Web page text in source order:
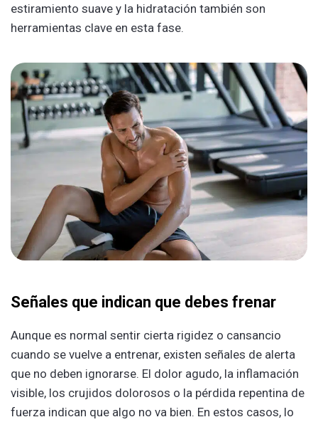
estiramiento suave y la hidratación también son
herramientas clave en esta fase.
Señales que indican que debes frenar
Aunque es normal sentir cierta rigidez o cansancio
cuando se vuelve a entrenar, existen señales de alerta
que no deben ignorarse. El dolor agudo, la inflamación
visible, los crujidos dolorosos o la pérdida repentina de
fuerza indican que algo no va bien. En estos casos, lo